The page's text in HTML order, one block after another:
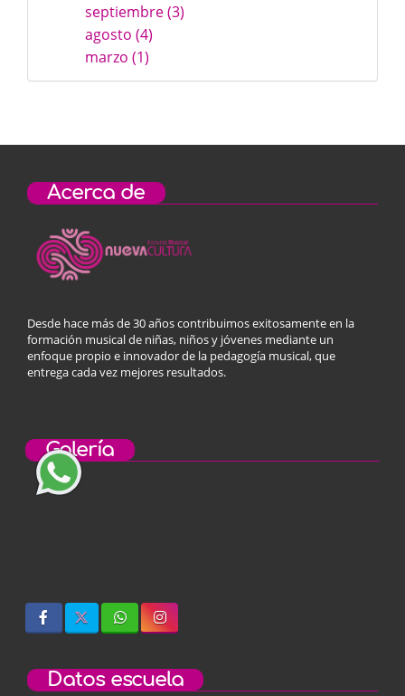
septiembre (3)
agosto (4)
marzo (1)
Acerca de
Desde hace más de 30 años contribuimos exitosamente en la
formación musical de niñas, niños y jóvenes mediante un
enfoque propio e innovador de la pedagogía musical, que
entrega cada vez mejores resultados.
Galería
Datos escuela